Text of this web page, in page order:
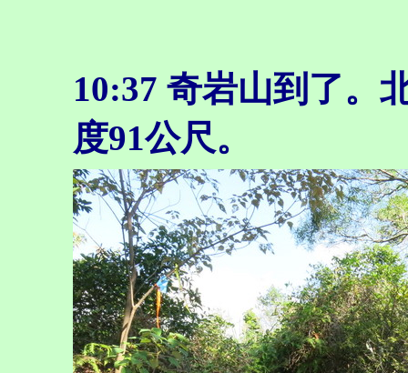
10:37 奇岩山到了。
度91公尺。